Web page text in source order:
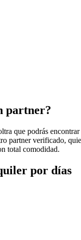
partner?
que podrás encontrar
partner verificado,
total comodidad.
por días